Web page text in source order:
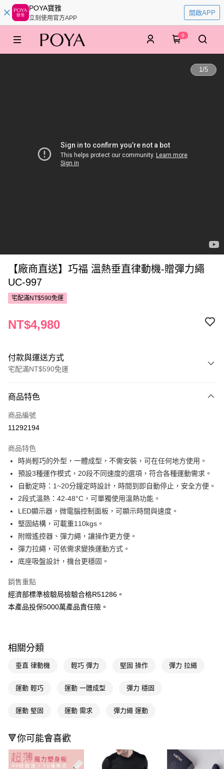
POYA寶雅
立刻使用官方APP
開啟APP
0
1/5
【廠商直送】巧福 溫熱垂直律動機-贈彈力繩
UC-997
宅配滿NT$590免運
NT$4,980
付款與運送方式
宅配滿NT$590免運
POYA支付
信用卡一次付款
Apple Pay
街口支付
悠遊付
Google Pay
AFTEE先享後付
相關說明
【關於「AFTEE先享後付」】
AFTEE先享後付是「在收到商品之後才付款」的支付方式。 讓您購物簡單
１．簡單：不需註冊會員、不需綁卡、不需儲值。
２．便利：只要手機號碼，簡訊認證，即可結帳。
２．訂單成立數日內，您將收到繳費通知簡訊。
ATM／網路銀行／等多元方式進行付款，方視為交易完成。
後付繳納相關費用。
是否繳費成功／繳費後需取消欲退款等相關疑問，請聯繫「AFTEE先享後付
【注意事項】
易，需依本服務之必要範圍內提供個人資料，並將交易相關給付款項請求債
權轉讓予恩沛科技股份有限公司。
宅配(廠商直送🚚)
每筆NT$100，滿NT$590(含以上)免運費
商品特色
商品編號
11292194
商品特色
時尚輕巧的外型，一體成型，不需安裝，可在任何地方使用。
預設3種運作模式，20段不同速度的選項，符合各種運動需求。
自動定時：1~20分鐘定時設計，時間到即自動停止，安全方便。
2段式溫熱：42-48°C，可單獨使用溫熱功能。
LED顯示器，微電腦控制面板，可顯示時間與速度。
堅固結構，可載重110kgs。
附贈遙控器、彈力繩，讓操作更方便。
彈力拉繩，可依需求變換運動方式。
底座吸盤設計，機台更穩固。
銷售重點
經濟部標準檢驗局檢驗合格R51286。
本產品投保5000萬產品責任險。
相關分類
垂直 律動機 輕巧 彈力 堅固 操作 彈力 拉繩
運動 輕巧 運動 一體成型 彈力 穩固
運動 堅固 運動 需求 彈力繩 運動
🔻你可能會喜歡